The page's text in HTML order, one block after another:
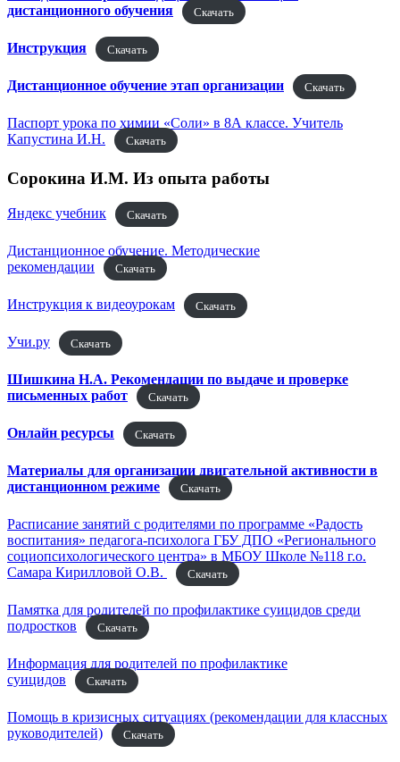
дистанционного обучения
Скачать
Инструкция Скачать
Дистанционное обучение этап организации Скачать
Паспорт урока по химии «Соли» в 8А классе. Учитель
Капустина И.Н.
Скачать
Сорокина И.М. Из опыта работы
Яндекс учебник Скачать
Дистанционное обучение. Методические
рекомендации
Скачать
Инструкция к видеоурокам Скачать
Учи.ру Скачать
Шишкина Н.А. Рекомендации по выдаче и проверке
письменных работ
Скачать
Онлайн ресурсы Скачать
Материалы для организации двигательной активности в
дистанционном режиме
Скачать
Расписание занятий с родителями по программе «Радость
воспитания» педагога-психолога ГБУ ДПО «Регионального
социопсихологического центра» в МБОУ Школе №118 г.о.
Самара Кирилловой О.В.
Скачать
Памятка для родителей по профилактике суицидов среди
подростков
Скачать
Информация для родителей по профилактике
суицидов
Скачать
Помощь в кризисных ситуациях (рекомендации для классных
руководителей)
Скачать